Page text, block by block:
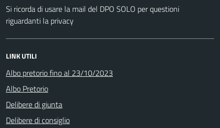
Si ricorda di usare la mail del DPO SOLO per questioni
riguardanti la privacy
LINK UTILI
Albo pretorio fino al 23/10/2023
Albo Pretorio
Delibere di giunta
Delibere di consiglio